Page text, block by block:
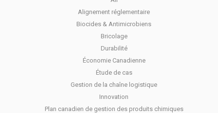
Alignement réglementaire
Biocides & Antimicrobiens
Bricolage
Durabilité
Économie Canadienne
Étude de cas
Gestion de la chaîne logistique
Innovation
Plan canadien de gestion des produits chimiques